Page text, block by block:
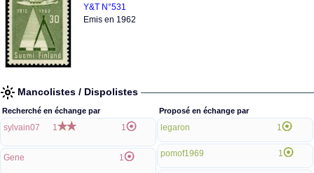
Y&T N°531
Emis en 1962
Mancolistes / Dispolistes
Recherché en échange par
sylvain07 1 1
Gene 1
Proposé en échange par
legaron 1
pomof1969 1